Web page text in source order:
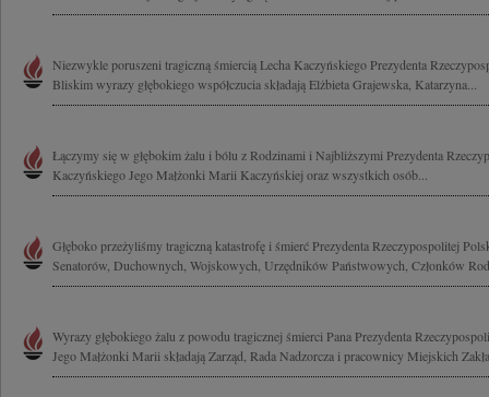
Niezwykle poruszeni tragiczną śmiercią Lecha Kaczyńskiego Prezydenta
Bliskim wyrazy głębokiego współczucia składają Elżbieta Grajewska, Katarzyna...
Łączymy się w głębokim żalu i bólu z Rodzinami i Najbliższymi Prezydenta
Kaczyńskiego Jego Małżonki Marii Kaczyńskiej oraz wszystkich osób...
Głęboko przeżyliśmy tragiczną katastrofę i śmierć Prezydenta Rzeczypospolitej
Senatorów, Duchownych, Wojskowych, Urzędników Państwowych, Członków
Wyrazy głębokiego żalu z powodu tragicznej śmierci Pana Prezydenta
Jego Małżonki Marii składają Zarząd, Rada Nadzorcza i pracownicy Miejskich